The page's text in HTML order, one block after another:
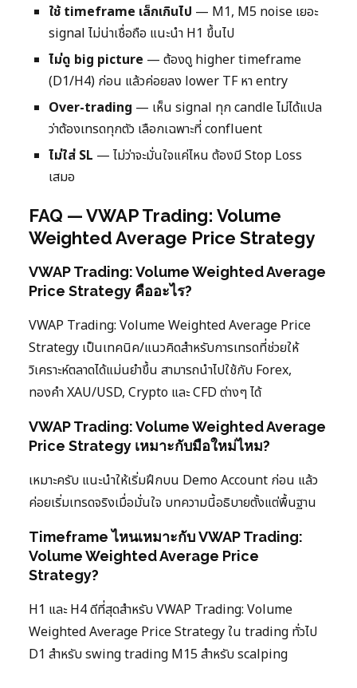
ใช้ timeframe เล็กเกินไป — M1, M5 noise เยอะ
signal ไม่น่าเชื่อถือ แนะนำ H1 ขึ้นไป
ไม่ดู big picture — ต้องดู higher timeframe
(D1/H4) ก่อน แล้วค่อยลง lower TF หา entry
Over-trading — เห็น signal ทุก candle ไม่ได้แปล
ว่าต้องเทรดทุกตัว เลือกเฉพาะที่ confluent
ไม่ใส่ SL — ไม่ว่าจะมั่นใจแค่ไหน ต้องมี Stop Loss
เสมอ
FAQ — VWAP Trading: Volume
Weighted Average Price Strategy
VWAP Trading: Volume Weighted Average
Price Strategy คืออะไร?
VWAP Trading: Volume Weighted Average Price
Strategy เป็นเทคนิค/แนวคิดสำหรับการเทรดที่ช่วยให้
วิเคราะห์ตลาดได้แม่นยำขึ้น สามารถนำไปใช้กับ Forex,
ทองคำ XAU/USD, Crypto และ CFD ต่างๆ ได้
VWAP Trading: Volume Weighted Average
Price Strategy เหมาะกับมือใหม่ไหม?
เหมาะครับ แนะนำให้เริ่มฝึกบน Demo Account ก่อน แล้ว
ค่อยเริ่มเทรดจริงเมื่อมั่นใจ บทความนี้อธิบายตั้งแต่พื้นฐาน
Timeframe ไหนเหมาะกับ VWAP Trading:
Volume Weighted Average Price
Strategy?
H1 และ H4 ดีที่สุดสำหรับ VWAP Trading: Volume
Weighted Average Price Strategy ใน trading ทั่วไป
D1 สำหรับ swing trading M15 สำหรับ scalping